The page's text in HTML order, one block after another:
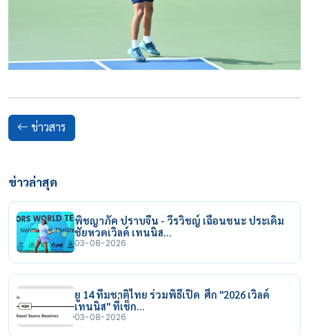
ข่าวสาร
ข่าวล่าสุด
พิชญาภัค ปราบจีน - วีรวิชญ์ เฉือนชนะ ประเดิม
ชัยหวดเวิลด์ เทนนิส…
03-08-2026
ยู 14 ทีมชาติไทย ร่วมพิธีเปิด ศึก "2026 เวิลด์
เทนนิส" ที่เช็ก…
03-08-2026